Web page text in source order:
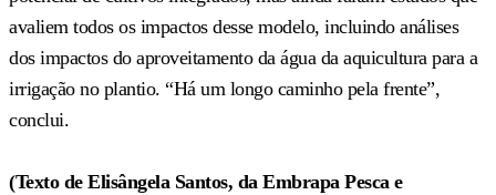
avaliem todos os impactos desse modelo, incluindo análises
dos impactos do aproveitamento da água da aquicultura para a
irrigação no plantio. “Há um longo caminho pela frente”,
conclui.
(Texto de Elisângela Santos, da Embrapa Pesca e